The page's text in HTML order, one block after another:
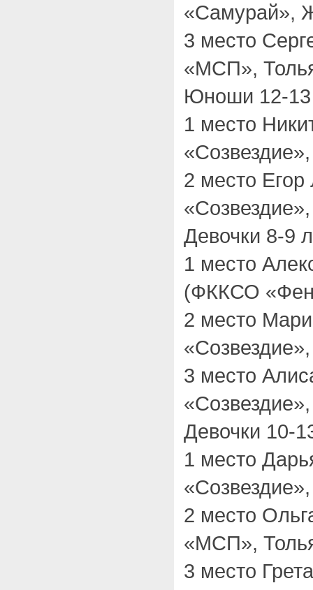
«Самурай»,
3 место
«МСП»,
Юноши 12-13
1 место
2 место
Девочки 8-9
1 место
(ФККСО
2 место
3 место
Девочки 10-
1 место
2 место
«МСП»,
3 место